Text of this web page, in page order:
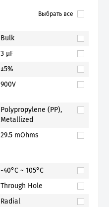
Выбрать все
Bulk
3 µF
±5%
900V
Polypropylene (PP),
Metallized
29.5 mOhms
-40°C ~ 105°C
Through Hole
Radial